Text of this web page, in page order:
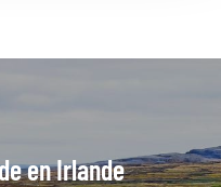
en Irlande